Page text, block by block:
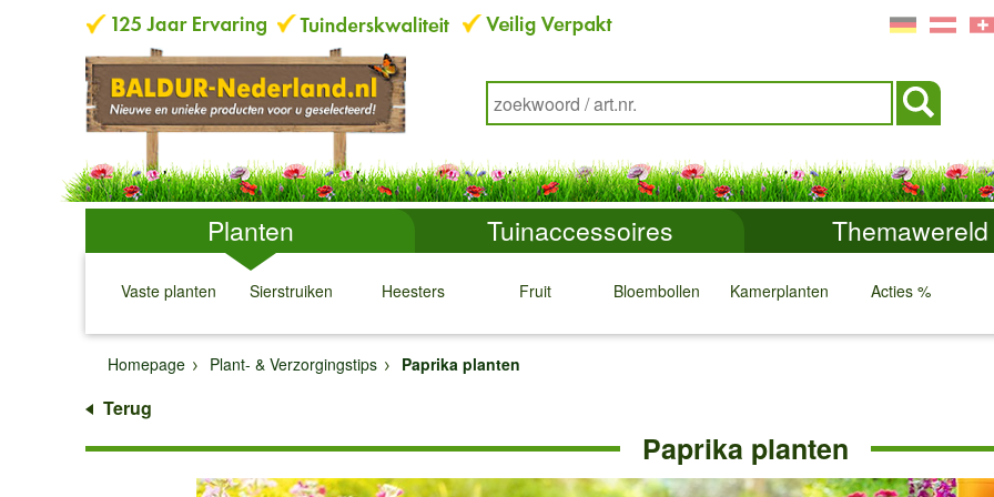
Planten Tuinaccessoires Themawereld
Vaste planten
↓
Sierstruiken
↓
Heesters
↓
Fruit
↓
Bloembollen
↓
Kamerplanten
↓
Acties %
↓ ↓
Homepage
Plant- & Verzorgingstips Paprika planten
Terug
Paprika planten